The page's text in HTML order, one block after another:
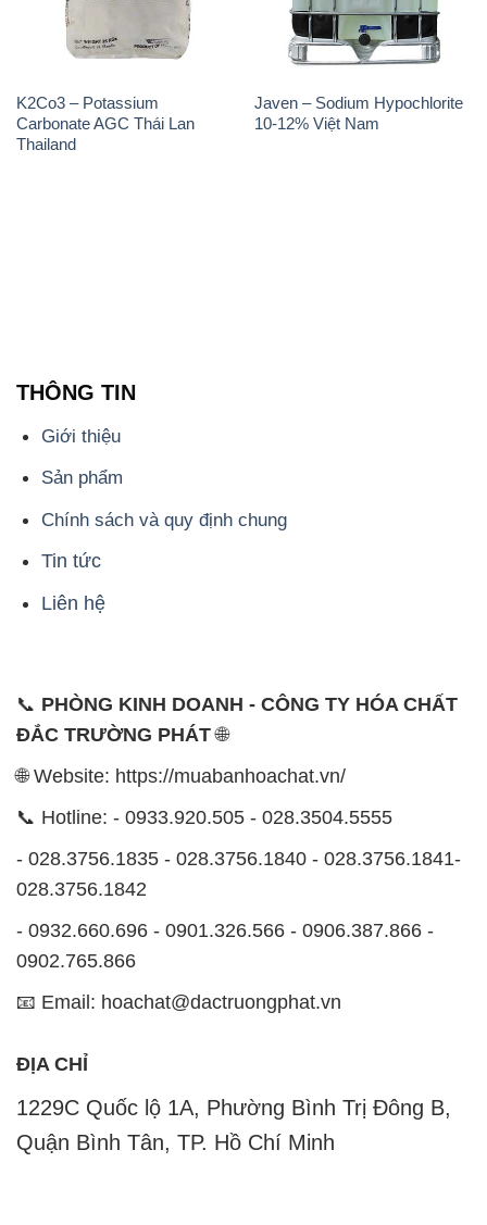
K2Co3 – Potassium
Carbonate AGC Thái Lan
Thailand
Javen – Sodium Hypochlorite
10-12% Việt Nam
THÔNG TIN
Giới thiệu
Sản phẩm
Chính sách và quy định chung
Tin tức
Liên hệ
📞 PHÒNG KINH DOANH - CÔNG TY HÓA CHẤT
ĐẮC TRƯỜNG PHÁT🌐
🌐 Website: https://muabanhoachat.vn/
📞 Hotline: - 0933.920.505 - 028.3504.5555
- 028.3756.1835 - 028.3756.1840 - 028.3756.1841-
028.3756.1842
- 0932.660.696 - 0901.326.566 - 0906.387.866 -
0902.765.866
📧 Email: hoachat@dactruongphat.vn
ĐỊA CHỈ
1229C Quốc lộ 1A, Phường Bình Trị Đông B,
Quận Bình Tân, TP. Hồ Chí Minh